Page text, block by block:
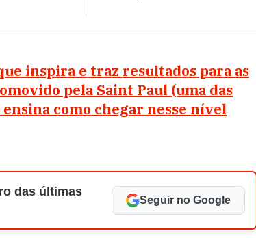
inspira e traz resultados para as
pela Saint Paul (uma das
como chegar nesse nível
das últimas
Seguir no Google